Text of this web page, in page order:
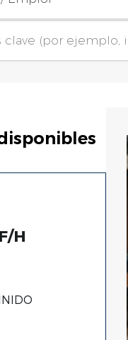
(2)
admnistratif(ve)
administratif (2)
d'etudes commercial
d'etudes
bureau d'etudes
(por ejemplo,
H